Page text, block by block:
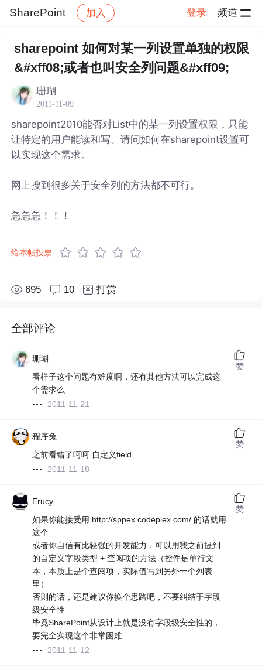
SharePoint 加入 登录 频道
社区 SharePoint 帖子详情
sharepoint 如何对某一列设置单独的权限
&#xff08;或者也叫安全列问题&#xff09;
珊瑚
2011-11-09
sharepoint2010能否对List中的某一列设置权限，只能
让特定的用户能读和写。请问如何在sharepoint设置可
以实现这个需求。
网上搜到很多关于安全列的方法都不可行。
急急急！！！
给本帖投票
695 10 打赏
全部评论
珊瑚
看样子这个问题有难度啊，还有其他方法可以完成这
个需求么
2011-11-21
赞
程序兔
之前看错了呵呵 自定义field
2011-11-18
赞
Erucy
如果你能接受用 http://sppex.codeplex.com/ 的话就用
这个
或者你自信有比较强的开发能力，可以用我之前提到
的自定义字段类型 + 查阅项的方法（控件是单行文
本，本质上是个查阅项，实际值写到另外一个列表
里）
否则的话，还是建议你换个思路吧，不要纠结于字段
级安全性
毕竟SharePoint从设计上就是没有字段级安全性的，
要完全实现这个非常困难
2011-11-12
赞